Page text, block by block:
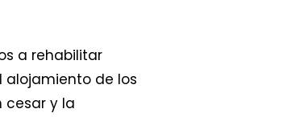
a rehabilitar
alojamiento de los
cesar y la